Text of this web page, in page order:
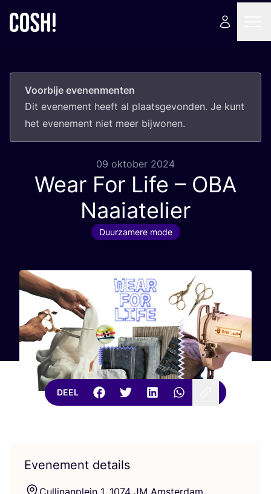
Voorbije evenenmenten
Dit eve­ne­ment heeft al plaats­ge­von­den. Je kunt
het eve­ne­ment niet meer bijwonen.
09 oktober 2024
Wear For Life – OBA
Naaiatelier
Duurzamere mode
DEEL
Evenement details
Cul­li­nan­plein 1, 1074 JM Amster­dam,